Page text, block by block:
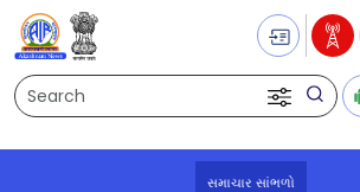
Search
સમાચાર સાંભળો